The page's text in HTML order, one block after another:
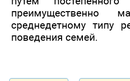
преимущественно
среднедетному типу
поведения семей.